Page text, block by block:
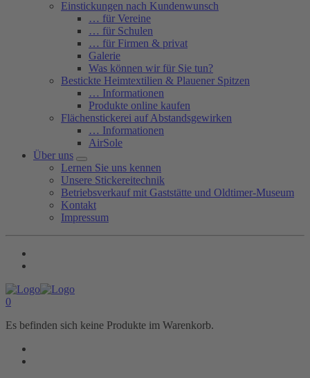
Einstickungen nach Kundenwunsch
… für Vereine
… für Schulen
… für Firmen & privat
Galerie
Was können wir für Sie tun?
Bestickte Heimtextilien & Plauener Spitzen
… Informationen
Produkte online kaufen
Flächenstickerei auf Abstandsgewirken
… Informationen
AirSole
Über uns
Lernen Sie uns kennen
Unsere Stickereitechnik
Betriebsverkauf mit Gaststätte und Oldtimer-Museum
Kontakt
Impressum
0
Es befinden sich keine Produkte im Warenkorb.